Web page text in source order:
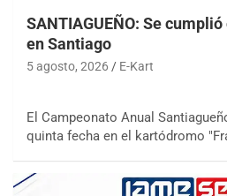
SANTIAGUEÑO: Se
en Santiago
5 agosto, 2026 E-Kart
El Campeonato Anual
quinta fecha en el kartódromo